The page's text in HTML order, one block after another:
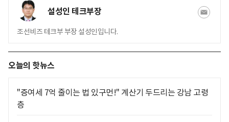
설성인 테크부장
조선비즈 테크부 부장 설성인입니다.
오늘의 핫뉴스
"증여세 7억 줄이는 법 있구먼!" 계산기 두드리는 강남 고령
층